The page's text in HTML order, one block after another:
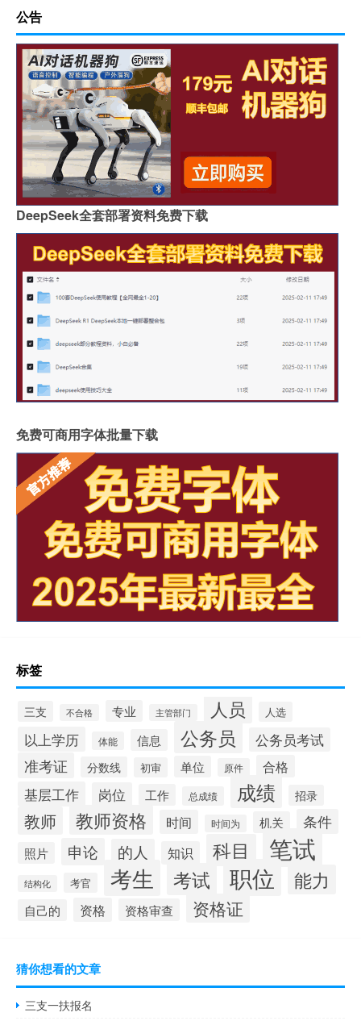
公告
DeepSeek全套部署资料免费下载
免费可商用字体批量下载
标签
三支 不合格 专业 主管部门 人员 人选
以上学历 体能 信息 公务员 公务员考试
准考证 分数线 初审 单位 原件 合格
基层工作 岗位 工作 总成绩 成绩 招录
教师 教师资格 时间 时间为 机关 条件
照片 申论 的人 知识 科目 笔试
结构化 考官 考生 考试 职位 能力
自己的 资格 资格审查 资格证
猜你想看的文章
三支一扶报名